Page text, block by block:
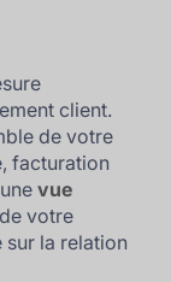
client.
de votre
facturation
vue
votre
sur la relation